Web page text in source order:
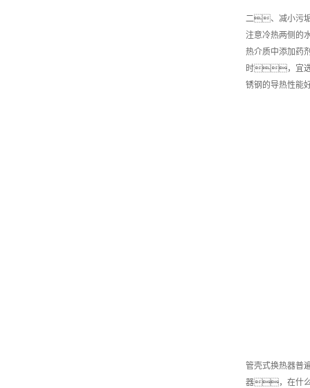
二、减小污
注意冷热两侧
热介质中添加
时，宜选
锈钢的导热性
管壳式换热器普
器，在什么